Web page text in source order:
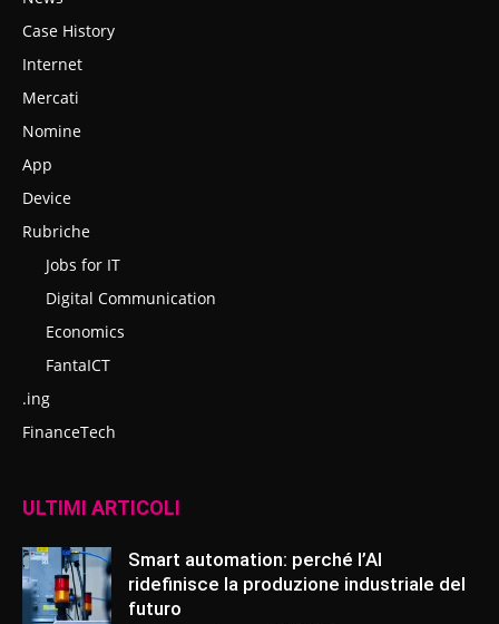
Case History
Internet
Mercati
Nomine
App
Device
Rubriche
Jobs for IT
Digital Communication
Economics
FantaICT
.ing
FinanceTech
ULTIMI ARTICOLI
Smart automation: perché l’AI
ridefinisce la produzione industriale del
futuro